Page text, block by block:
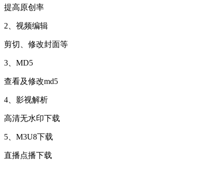
提高原创率
2、视频编辑
剪切、修改封面等
3、MD5
查看及修改md5
4、影视解析
高清无水印下载
5、M3U8下载
直播点播下载